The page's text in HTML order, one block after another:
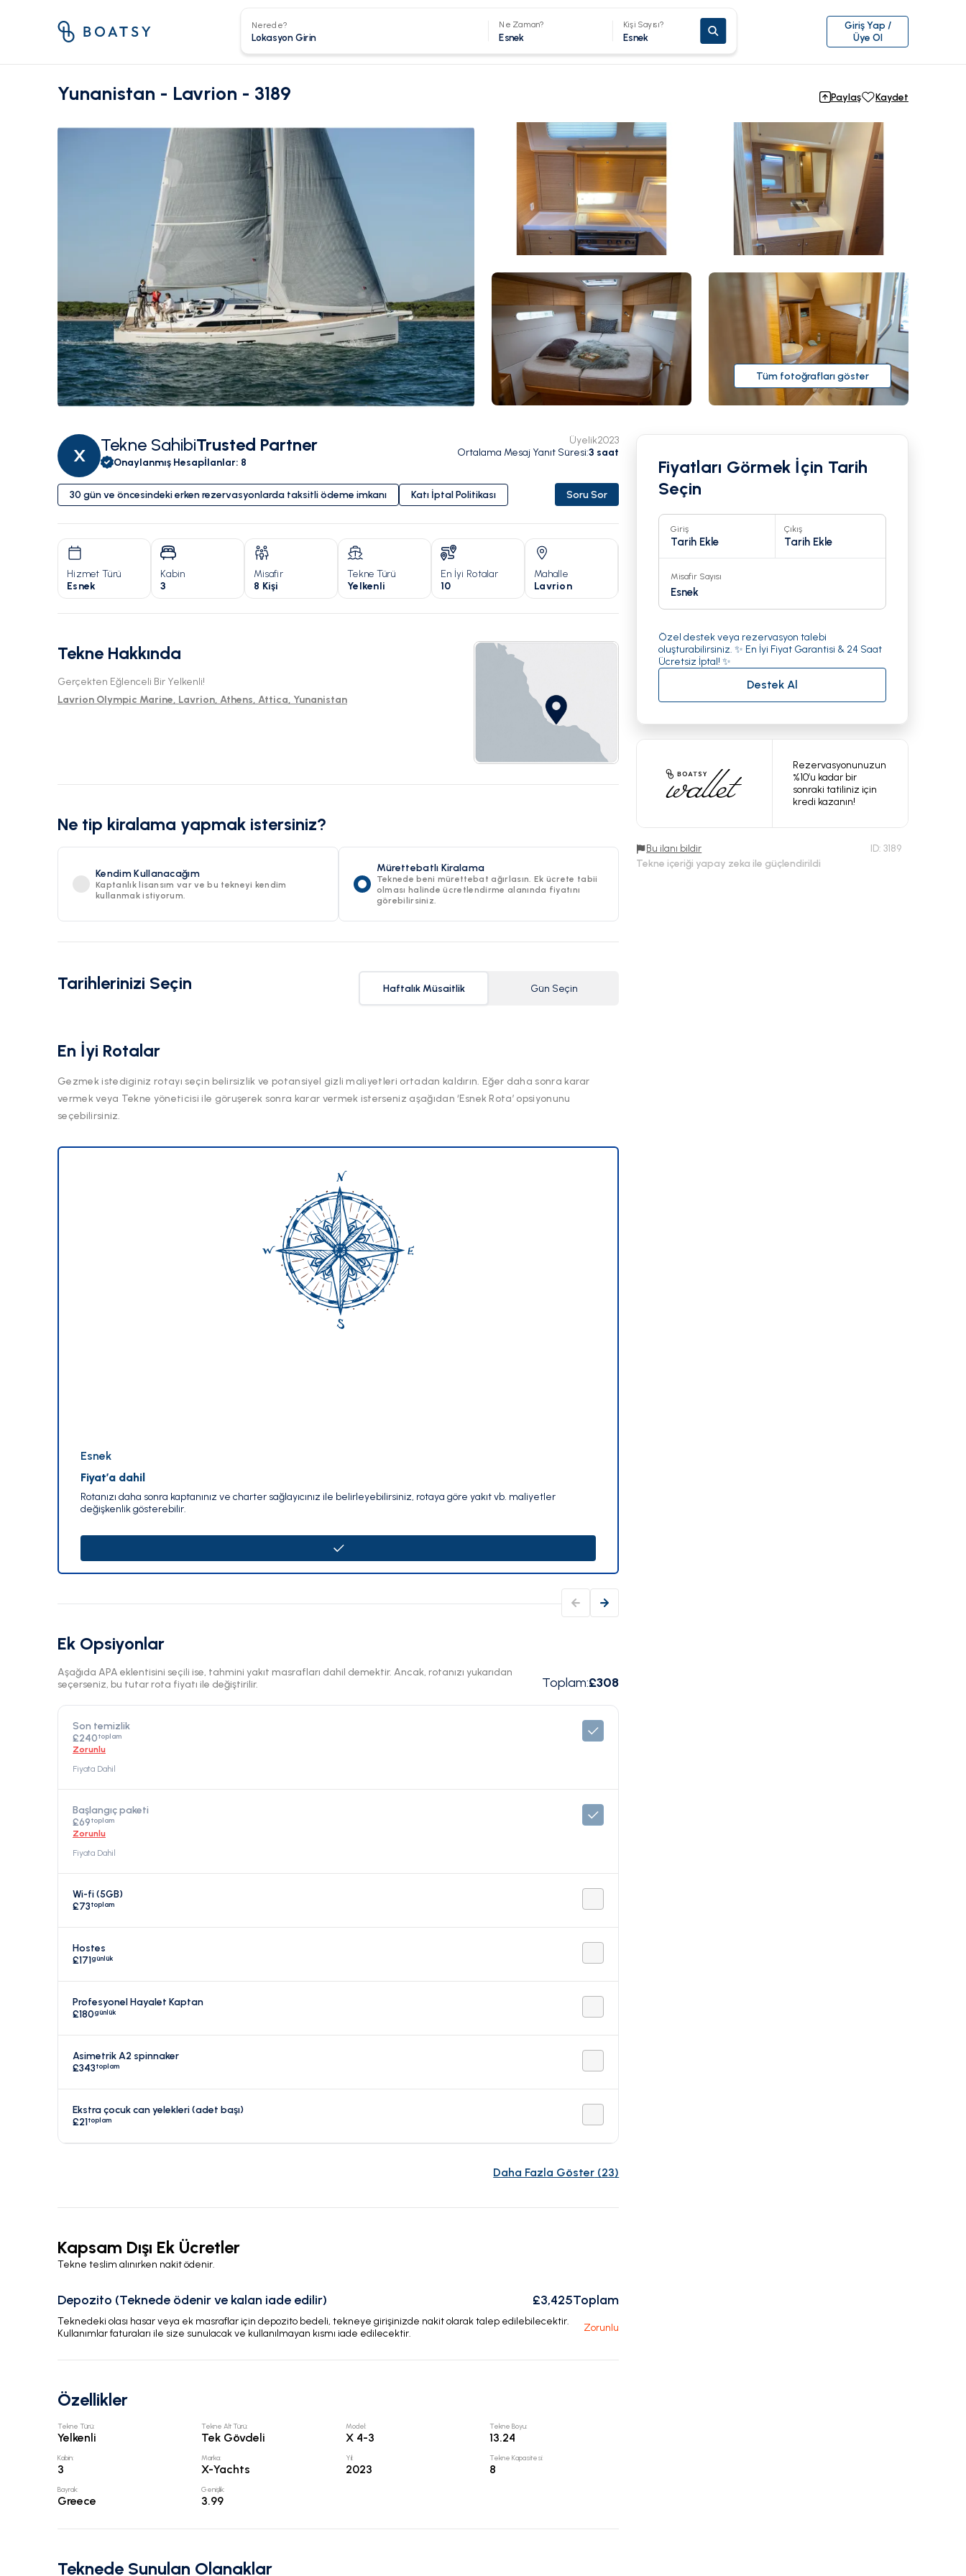
Nerede? Ne Zaman?
Esnek
Kişi Sayısı?
Esnek
Giriş Yap /
Üye Ol
Yunanistan - Lavrion - 3189 Paylaş Kaydet
Tüm fotoğrafları göster
X
Tekne SahibiTrusted Partner
Onaylanmış Hesapİlanlar: 8
Üyelik2023
Ortalama Mesaj Yanıt Süresi:3 saat
30 gün ve öncesindeki erken rezervasyonlarda taksitli ödeme imkanı Katı İptal Politikası Soru Sor
Hizmet Türü
Esnek
Kabin
3
Misafir
8 Kişi
Tekne Türü
Yelkenli
En İyi Rotalar
10
Mahalle
Lavrion
Tekne Hakkında
Gerçekten Eğlenceli Bir Yelkenli!
Lavrion Olympic Marine, Lavrion, Athens, Attica, Yunanistan
Ne tip kiralama yapmak istersiniz?
Kendim Kullanacağım
Kaptanlık lisansım var ve bu tekneyi kendim
kullanmak istiyorum.
Mürettebatlı Kiralama
Teknede beni mürettebat ağırlasın. Ek ücrete tabii
olması halinde ücretlendirme alanında fiyatını
görebilirsiniz.
Tarihlerinizi Seçin Haftalık Müsaitlik Gün Seçin
En İyi Rotalar
Gezmek istediginiz rotayı seçin belirsizlik ve potansiyel gizli maliyetleri ortadan kaldırın. Eğer daha sonra karar
vermek veya Tekne yöneticisi ile göruşerek sonra karar vermek isterseniz aşağıdan ‘Esnek Rota’ opsiyonunu
seçebilirsiniz.
Esnek
Fiyat’a dahil
Rotanızı daha sonra kaptanınız ve charter sağlayıcınız ile belirleyebilirsiniz, rotaya göre yakıt vb. maliyetler
değişkenlik gösterebilir.
Ek Opsiyonlar
Aşağıda APA eklentisini seçili ise, tahmini yakıt masrafları dahil demektir. Ancak, rotanızı yukarıdan
seçerseniz, bu tutar rota fiyatı ile değiştirilir.
Toplam:£308
Son temizlik
£240toplam
Zorunlu
Fiyata Dahil
Başlangıç paketi
£69toplam
Zorunlu
Fiyata Dahil
Wi-fi (5GB)
£73toplam
Hostes
£171günlük
Profesyonel Hayalet Kaptan
£180günlük
Asimetrik A2 spinnaker
£343toplam
Ekstra çocuk can yelekleri (adet başı)
£21toplam
Daha Fazla Göster (23)
Kapsam Dışı Ek Ücretler
Tekne teslim alınırken nakit ödenir.
Depozito (Teknede ödenir ve kalan iade edilir) £3,425Toplam
Teknedeki olası hasar veya ek masraflar için depozito bedeli, tekneye girişinizde nakit olarak talep edilebilecektir.
Kullanımlar faturaları ile size sunulacak ve kullanılmayan kısmı iade edilecektir.
Zorunlu
Özellikler
Tekne Türü:
Yelkenli
Tekne Alt Türü:
Tek Gövdeli
Model:
X 4-3
Tekne Boyu:
13.24
Kabin:
3
Marka:
X-Yachts
Yıl:
2023
Tekne Kapasitesi:
8
Bayrak:
Greece
Genişlik:
3.99
Teknede Sunulan Olanaklar
Fiyatları Görmek İçin Tarih
Seçin
Giriş
Tarih Ekle
Çıkış
Tarih Ekle
Misafir Sayısı
Esnek
Özel destek veya rezervasyon talebi
oluşturabilirsiniz. ✨ En İyi Fiyat Garantisi & 24 Saat
Ücretsiz İptal! ✨
Destek Al
Rezervasyonunuzun
%10’u kadar bir
sonraki tatiliniz için
kredi kazanın!
Bu ilanı bildir ID: 3189
Tekne içeriği yapay zeka ile güçlendirildi